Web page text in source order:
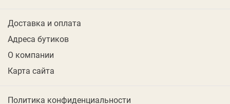
Доставка и оплата
Адреса бутиков
О компании
Карта сайта
Политика конфиденциальности